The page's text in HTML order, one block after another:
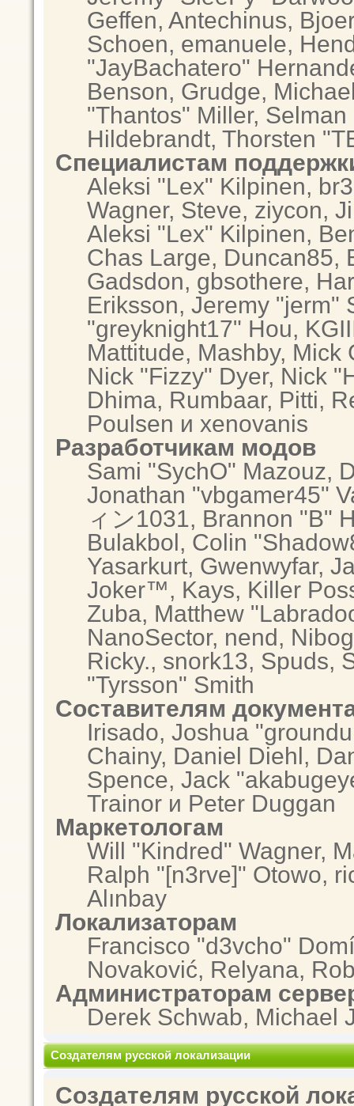
Geffen, Antechinus,
Schoen, emanuele,
"JayBachatero"
Benson, Grudge,
"Thantos" Miller,
Hildebrandt, Thorsten
Специалистам
Aleksi "Lex" Kilpinen,
Wagner, Steve, ziycon,
Aleksi "Lex" Kilpinen,
Chas Large, Duncan85,
Gadsdon, gbsothere,
Eriksson, Jeremy "jerm"
"greyknight17" Hou,
Mattitude, Mashby,
Nick "Fizzy" Dyer, Nick
Dhima, Rumbaar, Pitti,
Poulsen и xenovanis
Разработчикам модов
Sami "SychO" Mazouz,
Jonathan "vbgamer45"
ィン1031, Brannon "B"
Bulakbol, Colin
Yasarkurt, Gwenwyfar,
Joker™, Kays, Killer
Zuba, Matthew
NanoSector, nend,
Ricky., snork13, Spuds,
"Tyrsson" Smith
Составителям
Irisado, Joshua
Chainy, Daniel Diehl,
Spence, Jack
Trainor и Peter Duggan
Маркетологам
Will "Kindred" Wagner,
Ralph "[n3rve]" Otowo,
Alınbay
Локализаторам
Francisco "d3vcho"
Novaković, Relyana,
Администраторам
Derek Schwab, Michael
Создателям русской локализации
Создателям русской